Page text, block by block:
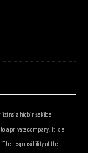
izinsiz hiçbir şekilde
to a private company. It is a
The responsibility of the